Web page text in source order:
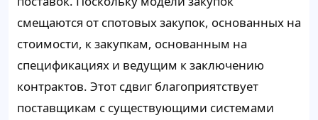
смещаются от спотовых закупок, основанных на
стоимости, к закупкам, основанным на
спецификациях и ведущим к заключению
контрактов. Этот сдвиг благоприятствует
поставщикам с существующими системами